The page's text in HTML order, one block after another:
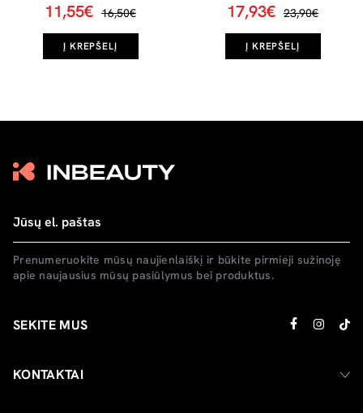
11,55€ 16,50€
Į KREPŠELĮ
17,93€ 23,90€
Į KREPŠELĮ
Prenumeruokite mūsų naujienlaiškį ir būkite pirmieji sužinoję
apie naujausius mūsų pasiūlymus bei produktus.
SEKITE MUS
KONTAKTAI